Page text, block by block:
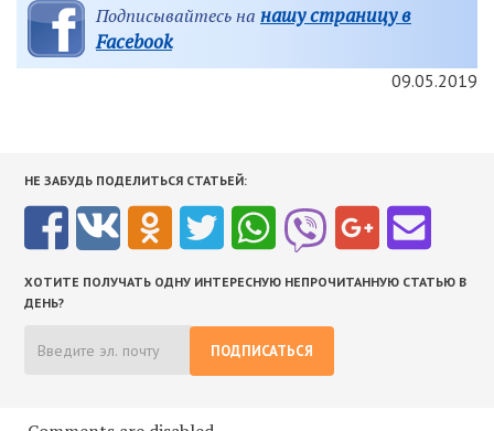
Подписывайтесь на нашу страницу в
Facebook
09.05.2019
НЕ ЗАБУДЬ ПОДЕЛИТЬСЯ СТАТЬЕЙ:
ХОТИТЕ ПОЛУЧАТЬ ОДНУ ИНТЕРЕСНУЮ НЕПРОЧИТАННУЮ СТАТЬЮ В
ДЕНЬ?
ПОДПИСАТЬСЯ